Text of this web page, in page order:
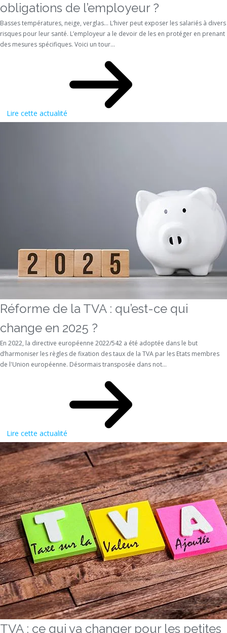
obligations de l’employeur ?
Basses températures, neige, verglas… L’hiver peut exposer les salariés à divers
risques pour leur santé. L’employeur a le devoir de les en protéger en prenant
des mesures spécifiques. Voici un tour...
Lire cette actualité
Réforme de la TVA : qu’est-ce qui
change en 2025 ?
En 2022, la directive européenne 2022/542 a été adoptée dans le but
d’harmoniser les règles de fixation des taux de la TVA par les Etats membres
de l'Union européenne. Désormais transposée dans not...
Lire cette actualité
TVA : ce qui va changer pour les petites